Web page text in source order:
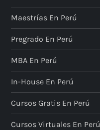
Maestrías En Perú
Pregrado En Perú
MBA En Perú
In-House En Perú
Cursos Gratis En Perú
Cursos Virtuales En Perú